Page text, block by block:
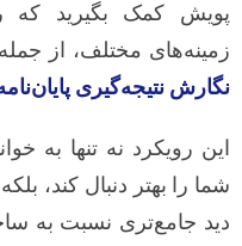
پویش کمک بگیرید که
زمینه‌های مختلف، از
نگارش نتیجه‌گیری
این رویکرد نه تنها به
شما را بهتر دنبال کند،
دید جامع‌تری نسبت به